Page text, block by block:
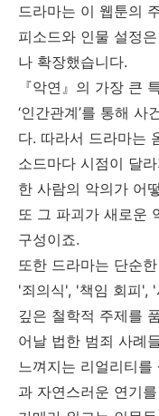
드라마는 이 웹툰의
피소드와 인물 설정
나 확장했습니다.
『악연』의 가장 큰
‘인간관계’를 통해
다. 따라서 드라마는
소드마다 시점이 달
한 사람의 악의가 어
또 그 파괴가 새로운
구성이죠.
또한 드라마는 단순
'죄의식', '책임 회피',
깊은 철학적 주제를
어날 법한 범죄 사례
느껴지는 리얼리티
과 자연스러운 연기